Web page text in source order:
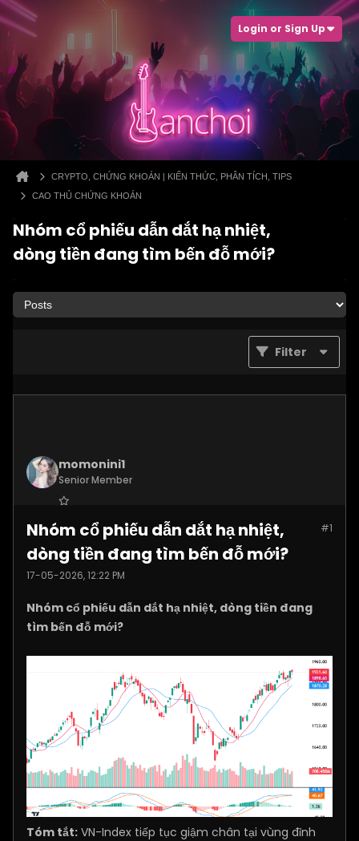
Login or Sign Up
CRYPTO, CHỨNG KHOÁN | KIẾN THỨC, PHÂN TÍCH, TIPS
CAO THỦ CHỨNG KHOÁN
Nhóm cổ phiếu dẫn dắt hạ nhiệt,
dòng tiền đang tìm bến đỗ mới?
Filter
momonini1
Senior Member
Posts:5399 #1
Nhóm cổ phiếu dẫn dắt hạ nhiệt,
dòng tiền đang tìm bến đỗ mới?
17-05-2026, 12:22 PM
Nhóm cổ phiếu dẫn dắt hạ nhiệt, dòng tiền đang
tìm bến đỗ mới?
Tóm tắt: VN-Index tiếp tục giậm chân tại vùng đỉnh